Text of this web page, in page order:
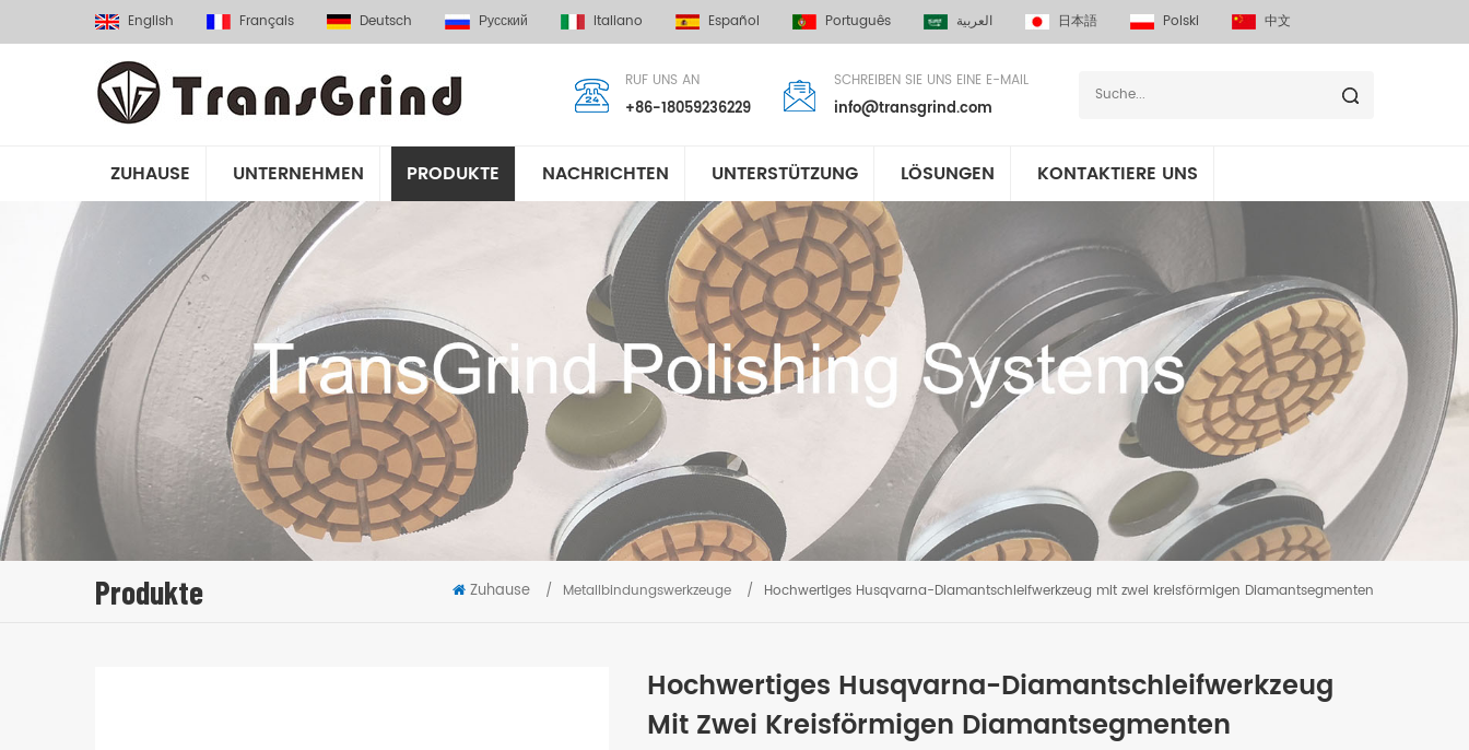
English Français Deutsch Русский Italiano Español Português العربية 日本語 Polski 中文
RUF UNS AN
+86-18059236229
SCHREIBEN SIE UNS EINE E-MAIL
info@transgrind.com
ZUHAUSE UNTERNEHMEN PRODUKTE NACHRICHTEN UNTERSTÜTZUNG LÖSUNGEN KONTAKTIERE UNS
Produkte Zuhause / Metallbindungswerkzeuge / Hochwertiges Husqvarna-Diamantschleifwerkzeug mit zwei kreisförmigen Diamantsegmenten
Hochwertiges Husqvarna-Diamantschleifwerkzeug
Mit Zwei Kreisförmigen Diamantsegmenten